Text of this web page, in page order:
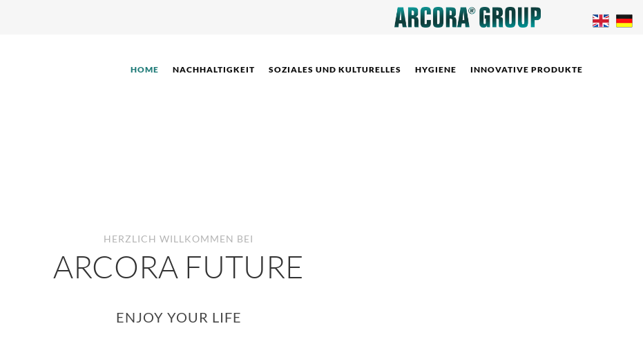
HOME NACHHALTIGKEIT SOZIALES UND KULTURELLES HYGIENE INNOVATIVE PRODUKTE
HERZLICH WILLKOMMEN BEI
ARCORA FUTURE
ENJOY YOUR LIFE